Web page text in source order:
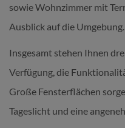
sowie Wohnzimmer mit
Ausblick auf die Umgebung.
Insgesamt stehen Ihnen
Verfügung, die
Große Fensterflächen
Tageslicht und eine